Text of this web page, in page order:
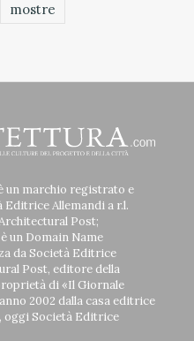
mostre
un marchio registrato e
Editrice Allemandi a r.l.
Post;
un Domain Name
da Società Editrice
Post, editore della
di «Il Giornale
2002 dalla casa editrice
oggi Società Editrice